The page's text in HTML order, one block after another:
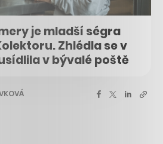
je mladší ségra
Zhlédla se v
v bývalé poště